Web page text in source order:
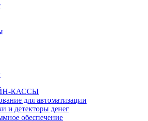
КАССЫ
для автоматизации
и детекторы денег
обеспечение